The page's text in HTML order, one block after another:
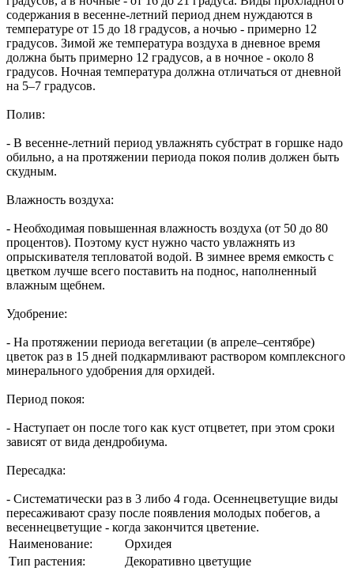
содержания в весенне-летний период днем нуждаются в
температуре от 15 до 18 градусов, а ночью - примерно 12
градусов. Зимой же температура воздуха в дневное время
должна быть примерно 12 градусов, а в ночное - около 8
градусов. Ночная температура должна отличаться от дневной
на 5–7 градусов.
Полив:
- В весенне-летний период увлажнять субстрат в горшке надо
обильно, а на протяжении периода покоя полив должен быть
скудным.
Влажность воздуха:
- Необходимая повышенная влажность воздуха (от 50 до 80
процентов). Поэтому куст нужно часто увлажнять из
опрыскивателя тепловатой водой. В зимнее время емкость с
цветком лучше всего поставить на поднос, наполненный
влажным щебнем.
Удобрение:
- На протяжении периода вегетации (в апреле–сентябре)
цветок раз в 15 дней подкармливают раствором комплексного
минерального удобрения для орхидей.
Период покоя:
- Наступает он после того как куст отцветет, при этом сроки
зависят от вида дендробиума.
Пересадка:
- Систематически раз в 3 либо 4 года. Осеннецветущие виды
пересаживают сразу после появления молодых побегов, а
весеннецветущие - когда закончится цветение.
Наименование:
Орхидея
Тип растения:
Декоративно цветущие